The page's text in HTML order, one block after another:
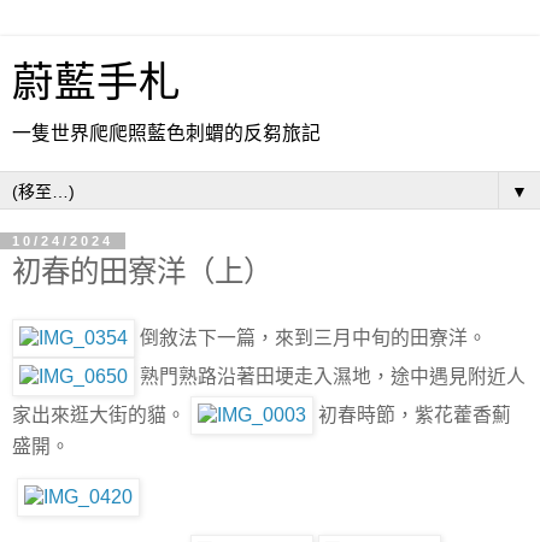
蔚藍手札
一隻世界爬爬照藍色刺蝟的反芻旅記
▼
10/24/2024
初春的田寮洋（上）
倒敘法下一篇，來到三月中旬的田寮洋。
熟門熟路沿著田埂走入濕地，途中遇見附近人
家出來逛大街的貓。
初春時節，紫花藿香薊
盛開。